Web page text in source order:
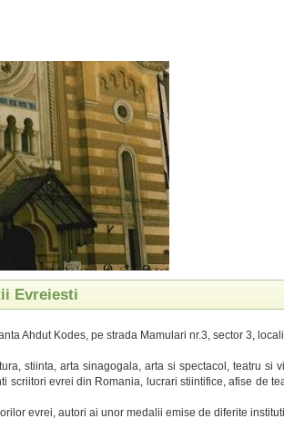
Evreiesti
Ahdut Kodes, pe strada Mamulari nr.3, sector 3,
stiinta, arta sinagogala, arta si spectacol, teatru si
scriitori evrei din Romania, lucrari stiintifice, afise de
evrei, autori ai unor medalii emise de diferite